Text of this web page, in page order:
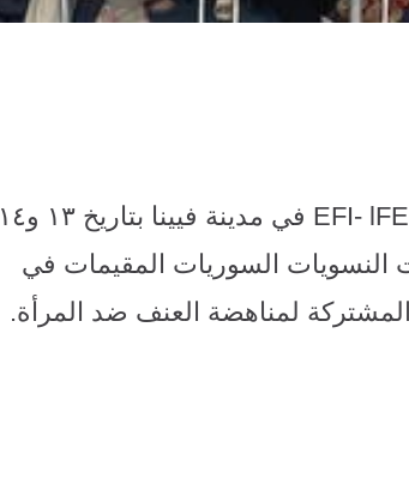
في مدينة فيينا بتاريخ ١٣ و١٤
النسويات السوريات المقيمات في
لمناهضة العنف ضد المرأة.